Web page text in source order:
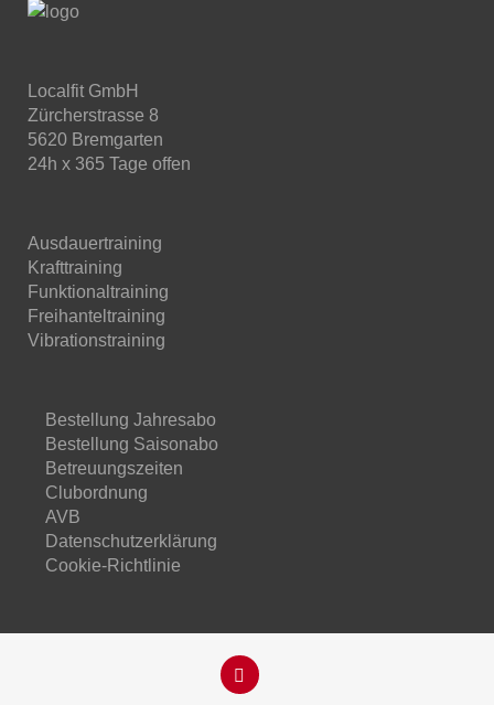
Localfit GmbH
Zürcherstrasse 8
5620 Bremgarten
24h x 365 Tage offen
Ausdauertraining
Krafttraining
Funktionaltraining
Freihanteltraining
Vibrationstraining
Bestellung Jahresabo
Bestellung Saisonabo
Betreuungszeiten
Clubordnung
AVB
Datenschutzerklärung
Cookie-Richtlinie